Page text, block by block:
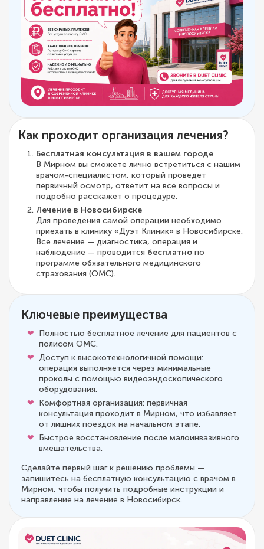
Как проходит организация лечения?
Бесплатная консультация в вашем городе
В Мирном вы сможете лично встретиться с нашим
врачом-специалистом, который проведет
первичный осмотр, ответит на все вопросы и
подробно расскажет о процедуре.
Лечение в Новосибирске
Для проведения самой операции необходимо
приехать в клинику «Дуэт Клиник» в Новосибирске.
Все лечение — диагностика, операция и
наблюдение — проводится бесплатно по
программе обязательного медицинского
страхования (ОМС).
Ключевые преимущества
Полностью бесплатное лечение для пациентов с
полисом ОМС.
Доступ к высокотехнологичной помощи:
операция выполняется через минимальные
проколы с помощью видеоэндоскопического
оборудования.
Комфортная организация: первичная
консультация проходит в Мирном, что избавляет
от лишних поездок на начальном этапе.
Быстрое восстановление после малоинвазивного
вмешательства.
Сделайте первый шаг к решению проблемы —
запишитесь на бесплатную консультацию с врачом в
Мирном, чтобы получить подробные инструкции и
направление на лечение в Новосибирск.